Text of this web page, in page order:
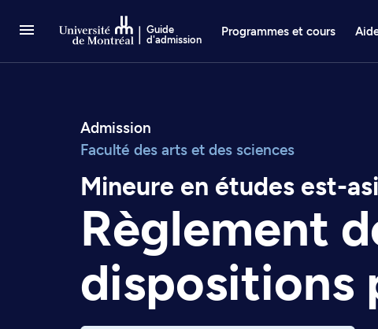
Guide
d'admission
Programmes et cours
Admission
Faculté des arts et des sciences
Mineure en études est-
Règlement
dispositions